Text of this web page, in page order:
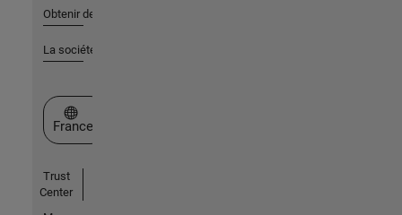
Obtenir de l'aide
La société
Sélectionner un site web
France
Trust
Center